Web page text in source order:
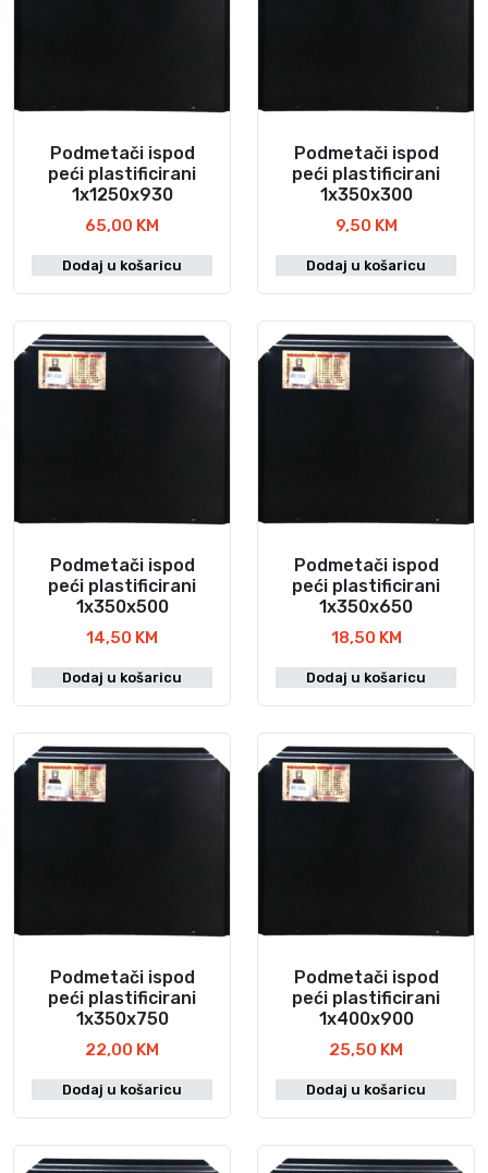
Podmetači ispod
peći plastificirani
1x1250x930
65,00 KM
Dodaj u košaricu
Podmetači ispod
peći plastificirani
1x350x300
9,50 KM
Dodaj u košaricu
Podmetači ispod
peći plastificirani
1x350x500
14,50 KM
Dodaj u košaricu
Podmetači ispod
peći plastificirani
1x350x650
18,50 KM
Dodaj u košaricu
Podmetači ispod
peći plastificirani
1x350x750
22,00 KM
Dodaj u košaricu
Podmetači ispod
peći plastificirani
1x400x900
25,50 KM
Dodaj u košaricu